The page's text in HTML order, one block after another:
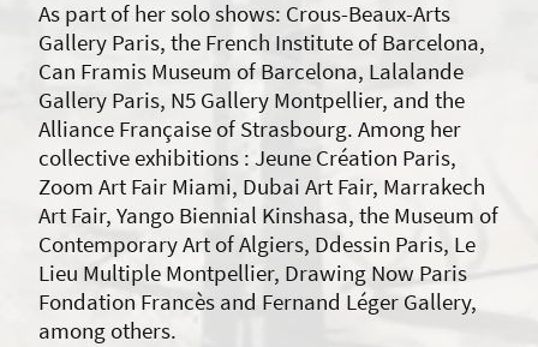
As part of her solo shows: Crous-Beaux-Arts
Gallery Paris, the French Institute of Barcelona,
Can Framis Museum of Barcelona, Lalalande
Gallery Paris, N5 Gallery Montpellier, and the
Alliance Française of Strasbourg. Among her
collective exhibitions : Jeune Création Paris,
Zoom Art Fair Miami, Dubai Art Fair, Marrakech
Art Fair, Yango Biennial Kinshasa, the Museum of
Contemporary Art of Algiers, Ddessin Paris, Le
Lieu Multiple Montpellier, Drawing Now Paris
Fondation Francès and Fernand Léger Gallery,
among others.